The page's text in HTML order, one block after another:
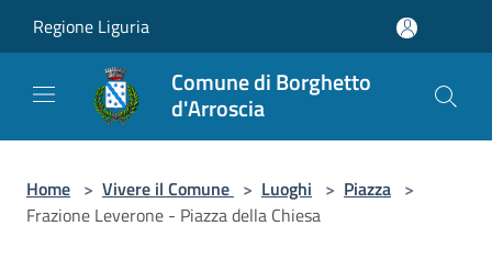
Regione Liguria
Comune di Borghetto
d'Arroscia
Home > Vivere il Comune > Luoghi > Piazza >
Frazione Leverone - Piazza della Chiesa